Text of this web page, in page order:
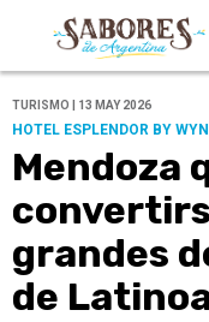
TURISMO | 13 MAY 2026
HOTEL ESPLENDOR BY
Mendoza
grandes
de